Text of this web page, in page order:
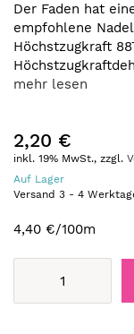
Der Faden hat
empfohlene
Höchstzugkraft
mehr lesen
2,20 €
inkl. 19% MwSt., zzgl.
Auf Lager
Versand 3 - 4
4,40 €/100m